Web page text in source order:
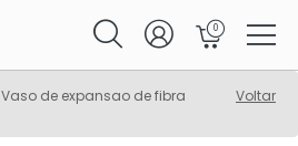
0
Vaso de expansao de fibra
Voltar